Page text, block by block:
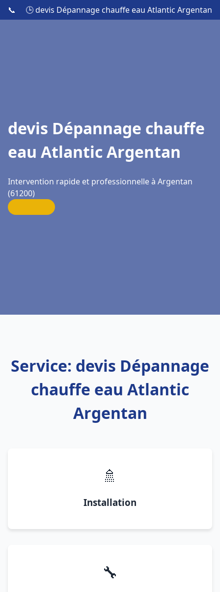
📞 🕒 devis Dépannage chauffe eau Atlantic Argentan
devis Dépannage chauffe
eau Atlantic Argentan
Intervention rapide et professionnelle à Argentan
(61200)
Service: devis Dépannage
chauffe eau Atlantic
Argentan
🚿
Installation
🔧